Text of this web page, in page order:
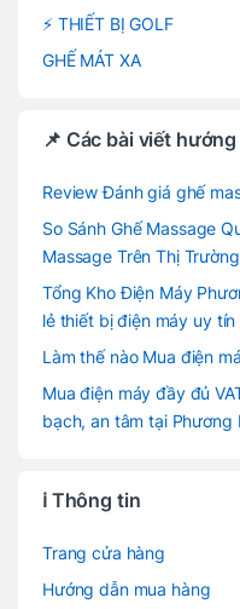
⚡ THIẾT BỊ GOLF
GHẾ MÁT XA
📌 Các bài viết
Review Đánh giá ghế
So Sánh Ghế Massage
Massage Trên Thị Trường
Tổng Kho Điện Máy
lẻ thiết bị điện máy uy tín
Làm thế nào Mua điện
Mua điện máy đầy đủ
bạch, an tâm tại Phương
ℹ️ Thông tin
Trang cửa hàng
Hướng dẫn mua hàng